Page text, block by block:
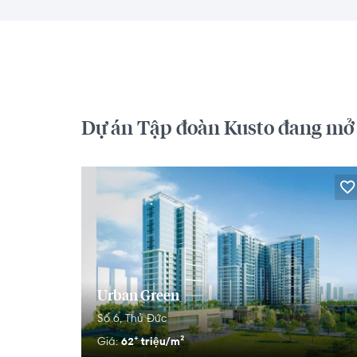
Dự án Tập đoàn Kusto đang
Urban Green
Số 6,Thủ Đức
Giá:62⁺ triệu/m²